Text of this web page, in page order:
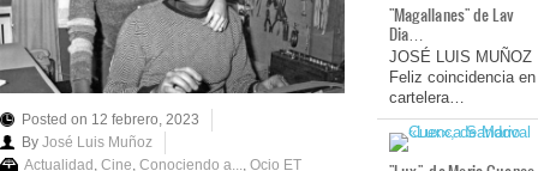
Posted on 12 febrero, 2023
By José Luis Muñoz
Actualidad, Cine, Conociendo a..., Ocio ET
"Magallanes" de Lav
Dia…
JOSÉ LUIS MUÑOZ
Feliz coincidencia en
cartelera…